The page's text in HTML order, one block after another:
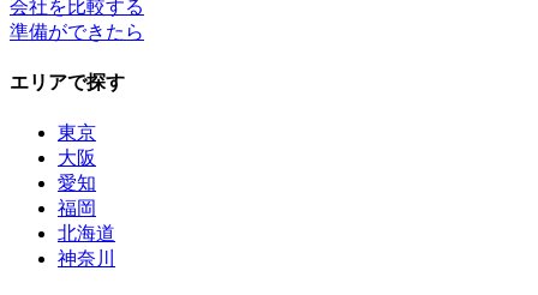
会社を比較する
準備ができたら
エリアで探す
東京
大阪
愛知
福岡
北海道
神奈川